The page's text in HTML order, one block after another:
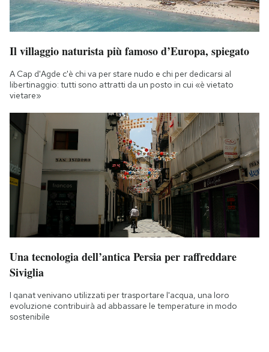
Il villaggio naturista più famoso d’Europa, spiegato
A Cap d'Agde c'è chi va per stare nudo e chi per dedicarsi al
libertinaggio: tutti sono attratti da un posto in cui «è vietato
vietare»
Una tecnologia dell’antica Persia per raffreddare
Siviglia
I qanat venivano utilizzati per trasportare l'acqua, una loro
evoluzione contribuirà ad abbassare le temperature in modo
sostenibile